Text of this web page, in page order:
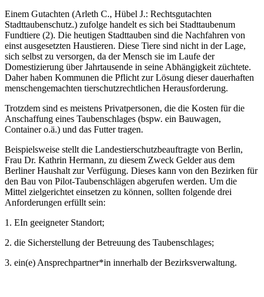
Einem Gutachten (Arleth C., Hübel J.: Rechtsgutachten
Stadttaubenschutz.) zufolge handelt es sich bei Stadttaubenum
Fundtiere (2). Die heutigen Stadttauben sind die Nachfahren von
einst ausgesetzten Haustieren. Diese Tiere sind nicht in der Lage,
sich selbst zu versorgen, da der Mensch sie im Laufe der
Domestizierung über Jahrtausende in seine Abhängigkeit züchtete.
Daher haben Kommunen die Pflicht zur Lösung dieser dauerhaften
menschengemachten tierschutzrechtlichen Herausforderung.
Trotzdem sind es meistens Privatpersonen, die die Kosten für die
Anschaffung eines Taubenschlages (bspw. ein Bauwagen,
Container o.ä.) und das Futter tragen.
Beispielsweise stellt die Landestierschutzbeauftragte von Berlin,
Frau Dr. Kathrin Hermann, zu diesem Zweck Gelder aus dem
Berliner Haushalt zur Verfügung. Dieses kann von den Bezirken für
den Bau von Pilot-Taubenschlägen abgerufen werden. Um die
Mittel zielgerichtet einsetzen zu können, sollten folgende drei
Anforderungen erfüllt sein:
1. EIn geeigneter Standort;
2. die Sicherstellung der Betreuung des Taubenschlages;
3. ein(e) Ansprechpartner*in innerhalb der Bezirksverwaltung.